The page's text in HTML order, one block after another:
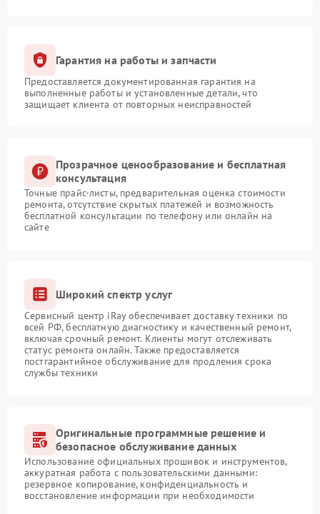
Гарантия на работы и запчасти
Предоставляется документированная гарантия на
выполненные работы и установленные детали, что
защищает клиента от повторных неисправностей
Прозрачное ценообразование и бесплатная
консультация
Точные прайс-листы, предварительная оценка стоимости
ремонта, отсутствие скрытых платежей и возможность
бесплатной консультации по телефону или онлайн на
сайте
Широкий спектр услуг
Сервисный центр iRay обеспечивает доставку техники по
всей РФ, бесплатную диагностику и качественный ремонт,
включая срочный ремонт. Клиенты могут отслеживать
статус ремонта онлайн. Также предоставляется
постгарантийное обслуживание для продления срока
службы техники
Оригинальные программные решение и
безопасное обслуживание данных
Использование официальных прошивок и инструментов,
аккуратная работа с пользовательскими данными:
резервное копирование, конфиденциальность и
восстановление информации при необходимости